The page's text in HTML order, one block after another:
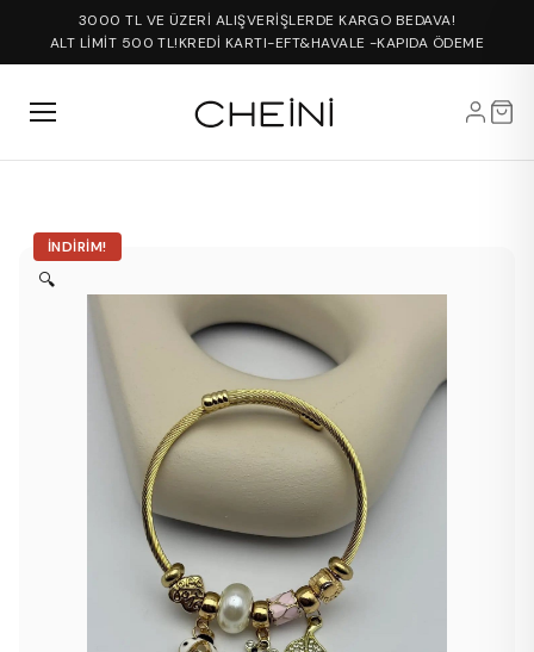
3000 TL VE ÜZERİ ALIŞVERİŞLERDE KARGO BEDAVA!
ALT LİMİT 500 TL!KREDİ KARTI-EFT&HAVALE -KAPIDA ÖDEME
İNDIRIM!
🔍